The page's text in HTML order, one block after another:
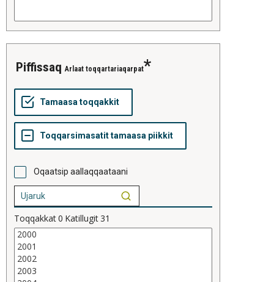
piffissaq Arlaat toqqartariaqarpat
Oqaatsip aallaqqaataani
Toqqakkat0 Katillugit31